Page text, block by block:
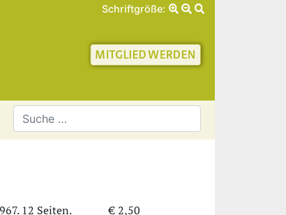
Schriftgröße:
für Geschichte
12 Seiten. € 2,50